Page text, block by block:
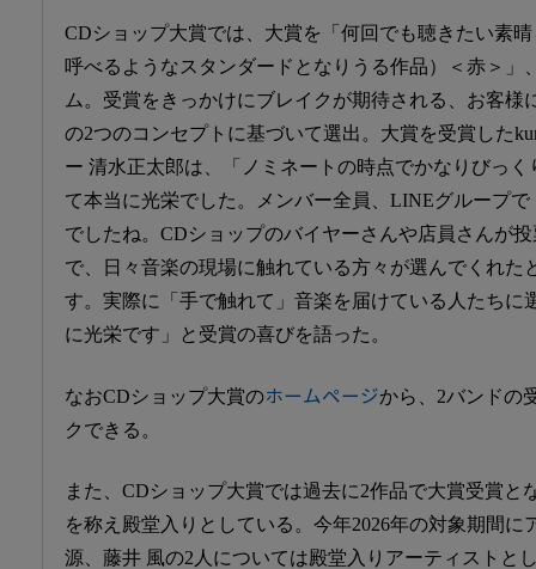
CDショップ大賞では、大賞を「何回でも聴きたい素
呼べるようなスタンダードとなりうる作品）＜赤＞」
ム。受賞をきっかけにブレイクが期待される、お客様
の2つのコンセプトに基づいて選出。大賞を受賞した
ー 清水正太郎は、「ノミネートの時点でかなりびっ
て本当に光栄でした。メンバー全員、LINEグループ
でしたね。CDショップのバイヤーさんや店員さんが
で、日々音楽の現場に触れている方々が選んでくれた
す。実際に「手で触れて」音楽を届けている人たちに
に光栄です」と受賞の喜びを語った。
なおCDショップ大賞のホームページから、2バンドの
クできる。
また、CDショップ大賞では過去に2作品で大賞受賞と
を称え殿堂入りとしている。今年2026年の対象期間に
源、藤井 風の2人については殿堂入りアーティストと